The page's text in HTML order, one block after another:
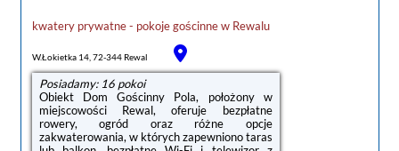
kwatery prywatne - pokoje gościnnew Rewalu
W.Łokietka 14, 72-344 Rewal
Posiadamy: 16 pokoi
Obiekt Dom Gościnny Pola, położony w
miejscowości Rewal, oferuje bezpłatne
rowery, ogród oraz różne opcje
zakwaterowania, w których zapewniono taras